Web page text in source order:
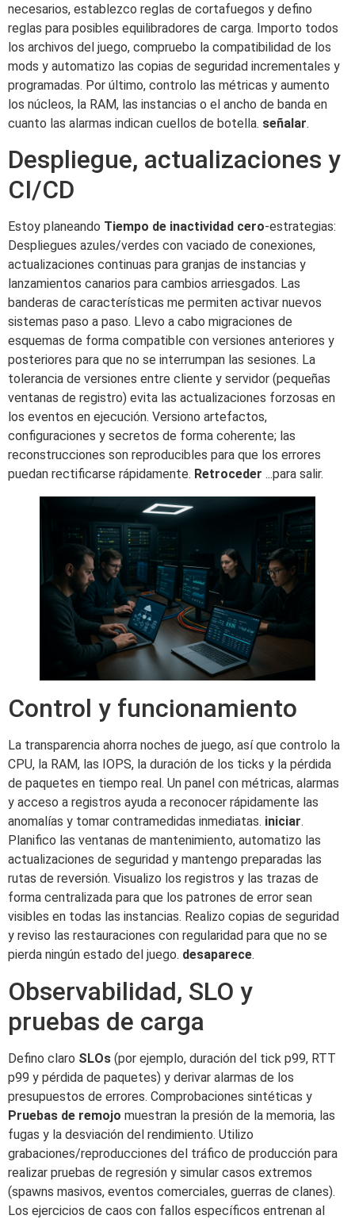
necesarios, establezco reglas de cortafuegos y defino
reglas para posibles equilibradores de carga. Importo todos
los archivos del juego, compruebo la compatibilidad de los
mods y automatizo las copias de seguridad incrementales y
programadas. Por último, controlo las métricas y aumento
los núcleos, la RAM, las instancias o el ancho de banda en
cuanto las alarmas indican cuellos de botella. señalar.
Despliegue, actualizaciones y
CI/CD
Estoy planeando Tiempo de inactividad cero-estrategias:
Despliegues azules/verdes con vaciado de conexiones,
actualizaciones continuas para granjas de instancias y
lanzamientos canarios para cambios arriesgados. Las
banderas de características me permiten activar nuevos
sistemas paso a paso. Llevo a cabo migraciones de
esquemas de forma compatible con versiones anteriores y
posteriores para que no se interrumpan las sesiones. La
tolerancia de versiones entre cliente y servidor (pequeñas
ventanas de registro) evita las actualizaciones forzosas en
los eventos en ejecución. Versiono artefactos,
configuraciones y secretos de forma coherente; las
reconstrucciones son reproducibles para que los errores
puedan rectificarse rápidamente. Retroceder ...para salir.
Control y funcionamiento
La transparencia ahorra noches de juego, así que controlo la
CPU, la RAM, las IOPS, la duración de los ticks y la pérdida
de paquetes en tiempo real. Un panel con métricas, alarmas
y acceso a registros ayuda a reconocer rápidamente las
anomalías y tomar contramedidas inmediatas. iniciar.
Planifico las ventanas de mantenimiento, automatizo las
actualizaciones de seguridad y mantengo preparadas las
rutas de reversión. Visualizo los registros y las trazas de
forma centralizada para que los patrones de error sean
visibles en todas las instancias. Realizo copias de seguridad
y reviso las restauraciones con regularidad para que no se
pierda ningún estado del juego. desaparece.
Observabilidad, SLO y
pruebas de carga
Defino claro SLOs (por ejemplo, duración del tick p99, RTT
p99 y pérdida de paquetes) y derivar alarmas de los
presupuestos de errores. Comprobaciones sintéticas y
Pruebas de remojo muestran la presión de la memoria, las
fugas y la desviación del rendimiento. Utilizo
grabaciones/reproducciones del tráfico de producción para
realizar pruebas de regresión y simular casos extremos
(spawns masivos, eventos comerciales, guerras de clanes).
Los ejercicios de caos con fallos específicos entrenan al